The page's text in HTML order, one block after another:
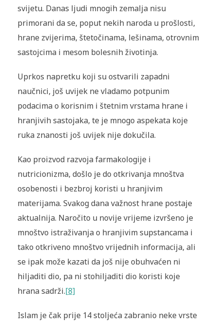
svijetu. Danas ljudi mnogih zemalja nisu
primorani da se, poput nekih naroda u prošlosti,
hrane zvijerima, štetočinama, lešinama, otrovnim
sastojcima i mesom bolesnih životinja.
Uprkos napretku koji su ostvarili zapadni
naučnici, još uvijek ne vladamo potpunim
podacima o korisnim i štetnim vrstama hrane i
hranjivih sastojaka, te je mnogo aspekata koje
ruka znanosti još uvijek nije dokučila.
Kao proizvod razvoja farmakologije i
nutricionizma, došlo je do otkrivanja mnoštva
osobenosti i bezbroj koristi u hranjivim
materijama. Svakog dana važnost hrane postaje
aktualnija. Naročito u novije vrijeme izvršeno je
mnoštvo istraživanja o hranjivim supstancama i
tako otkriveno mnoštvo vrijednih informacija, ali
se ipak može kazati da još nije obuhvaćen ni
hiljaditi dio, pa ni stohiljaditi dio koristi koje
hrana sadrži.[8]
Islam je čak prije 14 stoljeća zabranio neke vrste